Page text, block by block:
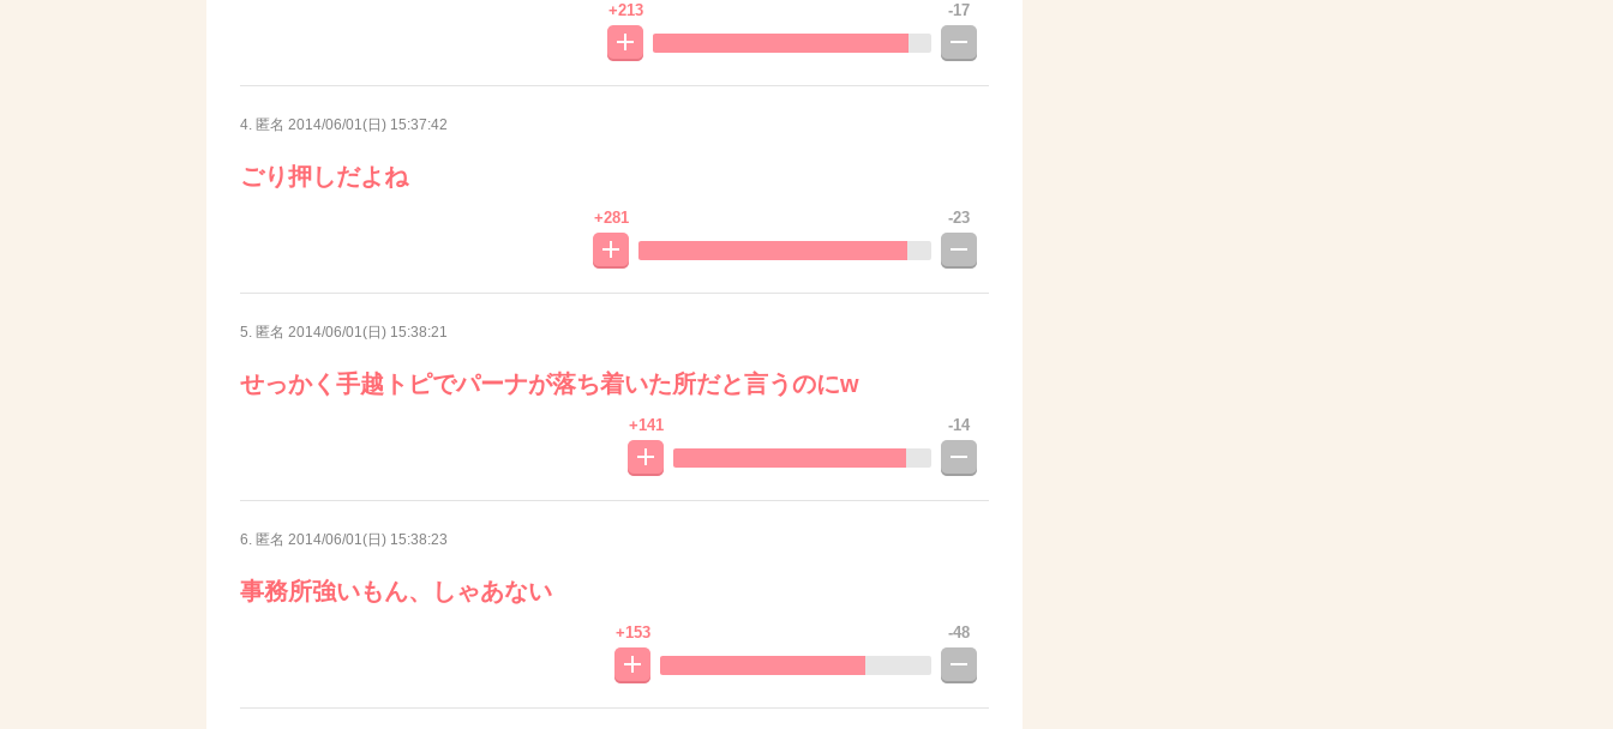
+213 -17
4. 匿名 2014/06/01(日) 15:37:42
ごり押しだよね
+281 -23
5. 匿名 2014/06/01(日) 15:38:21
せっかく手越トピでパーナが落ち着いた所だと言うのにw
+141 -14
6. 匿名 2014/06/01(日) 15:38:23
事務所強いもん、しゃあない
+153 -48